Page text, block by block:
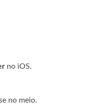
no iOS.
no meio.